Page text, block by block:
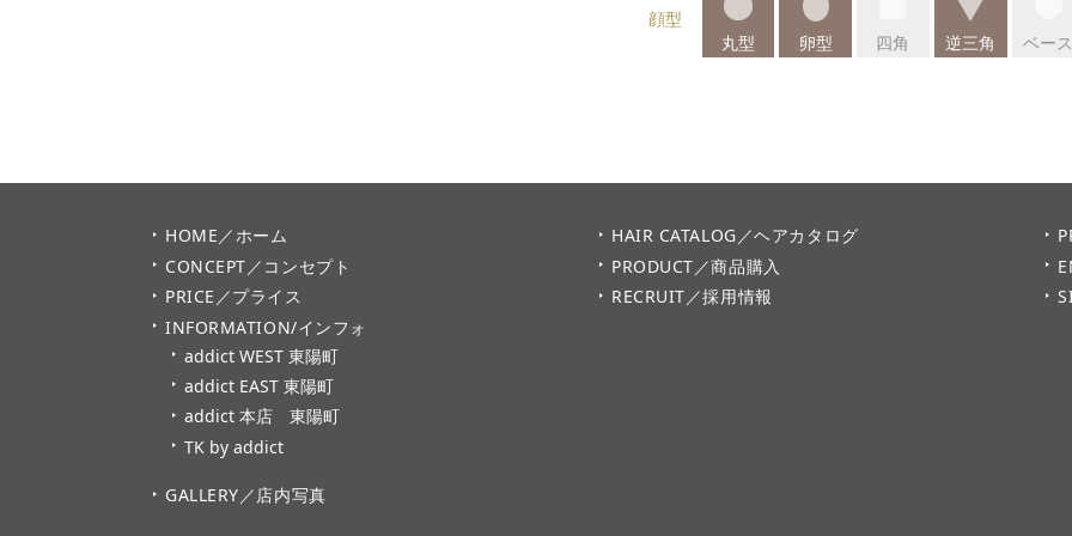
顔型
丸型
卵型 四角 逆三角 ベース
HOME／ホーム
CONCEPT／コンセプト
PRICE／プライス
INFORMATION/インフォ
addict WEST 東陽町
addict EAST 東陽町
addict 本店 東陽町
TK by addict
GALLERY／店内写真
HAIR CATALOG／ヘアカタログ
PRODUCT／商品購入
RECRUIT／採用情報